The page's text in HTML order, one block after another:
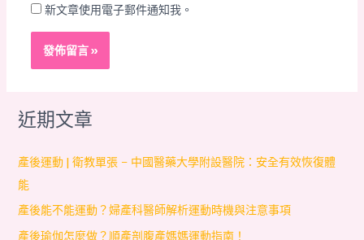
新文章使用電子郵件通知我。
近期文章
產後運動 | 衛教單張 – 中國醫藥大學附設醫院：安全有效恢復體
能
產後能不能運動？婦產科醫師解析運動時機與注意事項
產後瑜伽怎麼做？順產剖腹產媽媽運動指南！